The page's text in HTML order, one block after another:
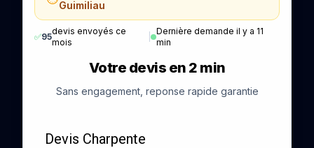
Guimiliau
✅95
devis envoyés ce
mois
|
Dernière demande il y a 11
min
Votre devis en 2 min
Sans engagement, reponse rapide garantie
Devis Charpente